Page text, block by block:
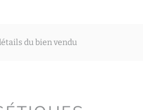
du bien vendu